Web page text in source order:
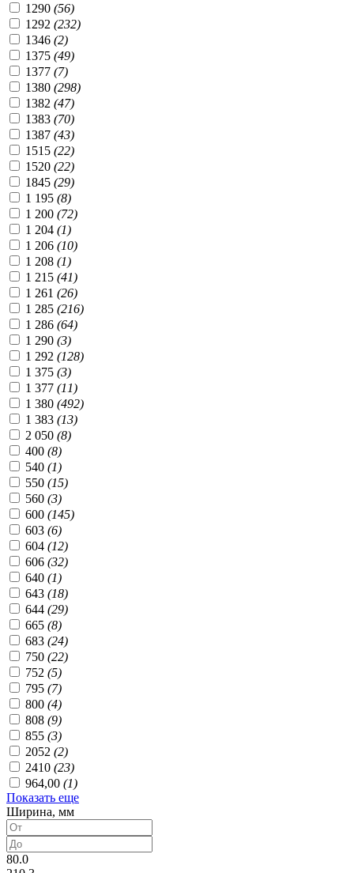
1290 (56)
1292 (232)
1346 (2)
1375 (49)
1377 (7)
1380 (298)
1382 (47)
1383 (70)
1387 (43)
1515 (22)
1520 (22)
1845 (29)
1 195 (8)
1 200 (72)
1 204 (1)
1 206 (10)
1 208 (1)
1 215 (41)
1 261 (26)
1 285 (216)
1 286 (64)
1 290 (3)
1 292 (128)
1 375 (3)
1 377 (11)
1 380 (492)
1 383 (13)
2 050 (8)
400 (8)
540 (1)
550 (15)
560 (3)
600 (145)
603 (6)
604 (12)
606 (32)
640 (1)
643 (18)
644 (29)
665 (8)
683 (24)
750 (22)
752 (5)
795 (7)
800 (4)
808 (9)
855 (3)
2052 (2)
2410 (23)
964,00 (1)
Показать еще
Ширина, мм
80.0